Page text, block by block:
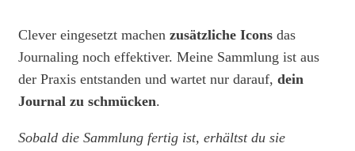
Clever eingesetzt machen zusätzliche Icons das
Journaling noch effektiver. Meine Sammlung ist aus
der Praxis entstanden und wartet nur darauf, dein
Journal zu schmücken.
Sobald die Sammlung fertig ist, erhältst du sie